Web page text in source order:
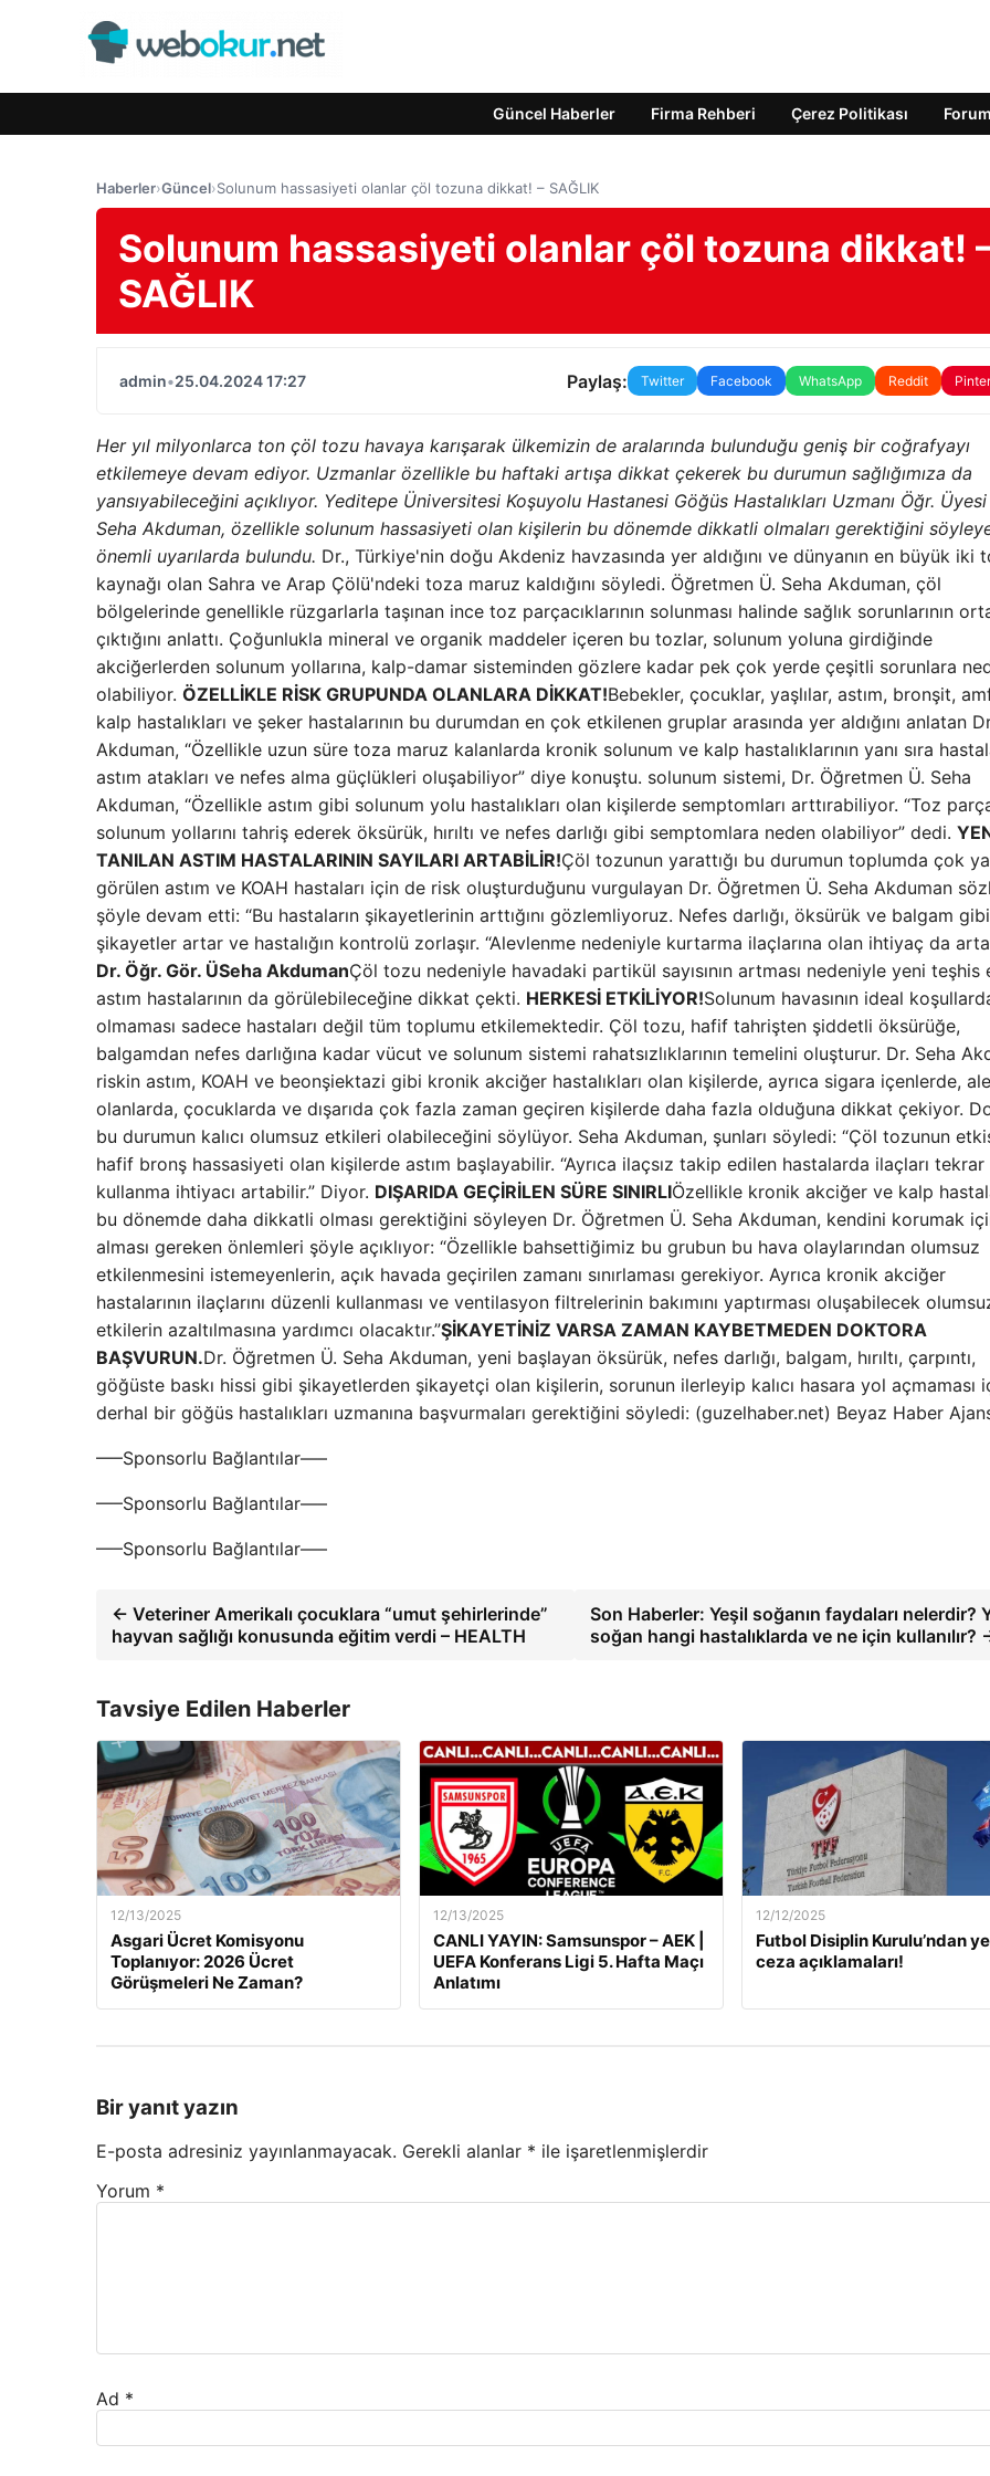
Güncel Haberler Firma Rehberi Çerez Politikası Forum
Haberler›Güncel›Solunum hassasiyeti olanlar çöl tozuna dikkat! – SAĞLIK
Solunum hassasiyeti olanlar çöl tozuna dikkat!
SAĞLIK
admin•25.04.2024 17:27 Paylaş: Twitter Facebook WhatsApp Reddit
Her yıl milyonlarca ton çöl tozu havaya karışarak ülkemizin de aralarında bulunduğu geniş bir coğrafyayı
etkilemeye devam ediyor. Uzmanlar özellikle bu haftaki artışa dikkat çekerek bu durumun sağlığımıza da
yansıyabileceğini açıklıyor. Yeditepe Üniversitesi Koşuyolu Hastanesi Göğüs Hastalıkları Uzmanı Öğr.
Seha Akduman, özellikle solunum hassasiyeti olan kişilerin bu dönemde dikkatli olmaları gerektiğini
önemli uyarılarda bulundu. Dr., Türkiye'nin doğu Akdeniz havzasında yer aldığını ve dünyanın en büyük iki
kaynağı olan Sahra ve Arap Çölü'ndeki toza maruz kaldığını söyledi. Öğretmen Ü. Seha Akduman, çöl
bölgelerinde genellikle rüzgarlarla taşınan ince toz parçacıklarının solunması halinde sağlık sorunlarının
çıktığını anlattı. Çoğunlukla mineral ve organik maddeler içeren bu tozlar, solunum yoluna girdiğinde
akciğerlerden solunum yollarına, kalp-damar sisteminden gözlere kadar pek çok yerde çeşitli sorunlara
olabiliyor. ÖZELLİKLE RİSK GRUPUNDA OLANLARA DİKKAT!Bebekler, çocuklar, yaşlılar, astım, bronşit,
kalp hastalıkları ve şeker hastalarının bu durumdan en çok etkilenen gruplar arasında yer aldığını anlatan
Akduman, “Özellikle uzun süre toza maruz kalanlarda kronik solunum ve kalp hastalıklarının yanı sıra
astım atakları ve nefes alma güçlükleri oluşabiliyor” diye konuştu. solunum sistemi, Dr. Öğretmen Ü. Seha
Akduman, “Özellikle astım gibi solunum yolu hastalıkları olan kişilerde semptomları arttırabiliyor. “Toz
solunum yollarını tahriş ederek öksürük, hırıltı ve nefes darlığı gibi semptomlara neden olabiliyor” dedi.
TANILAN ASTIM HASTALARININ SAYILARI ARTABİLİR!Çöl tozunun yarattığı bu durumun toplumda çok
görülen astım ve KOAH hastaları için de risk oluşturduğunu vurgulayan Dr. Öğretmen Ü. Seha Akduman
şöyle devam etti: “Bu hastaların şikayetlerinin arttığını gözlemliyoruz. Nefes darlığı, öksürük ve balgam gibi
şikayetler artar ve hastalığın kontrolü zorlaşır. “Alevlenme nedeniyle kurtarma ilaçlarına olan ihtiyaç da
Dr. Öğr. Gör. ÜSeha AkdumanÇöl tozu nedeniyle havadaki partikül sayısının artması nedeniyle yeni teşhis
astım hastalarının da görülebileceğine dikkat çekti. HERKESİ ETKİLİYOR!Solunum havasının ideal
olmaması sadece hastaları değil tüm toplumu etkilemektedir. Çöl tozu, hafif tahrişten şiddetli öksürüğe,
balgamdan nefes darlığına kadar vücut ve solunum sistemi rahatsızlıklarının temelini oluşturur. Dr. Seha
riskin astım, KOAH ve beonşiektazi gibi kronik akciğer hastalıkları olan kişilerde, ayrıca sigara içenlerde,
olanlarda, çocuklarda ve dışarıda çok fazla zaman geçiren kişilerde daha fazla olduğuna dikkat çekiyor.
bu durumun kalıcı olumsuz etkileri olabileceğini söylüyor. Seha Akduman, şunları söyledi: “Çöl tozunun
hafif bronş hassasiyeti olan kişilerde astım başlayabilir. “Ayrıca ilaçsız takip edilen hastalarda ilaçları tekrar
kullanma ihtiyacı artabilir.” Diyor. DIŞARIDA GEÇİRİLEN SÜRE SINIRLIÖzellikle kronik akciğer ve kalp
bu dönemde daha dikkatli olması gerektiğini söyleyen Dr. Öğretmen Ü. Seha Akduman, kendini korumak
alması gereken önlemleri şöyle açıklıyor: “Özellikle bahsettiğimiz bu grubun bu hava olaylarından olumsuz
etkilenmesini istemeyenlerin, açık havada geçirilen zamanı sınırlaması gerekiyor. Ayrıca kronik akciğer
hastalarının ilaçlarını düzenli kullanması ve ventilasyon filtrelerinin bakımını yaptırması oluşabilecek
etkilerin azaltılmasına yardımcı olacaktır.”ŞİKAYETİNİZ VARSA ZAMAN KAYBETMEDEN DOKTORA
BAŞVURUN.Dr. Öğretmen Ü. Seha Akduman, yeni başlayan öksürük, nefes darlığı, balgam, hırıltı, çarpıntı,
göğüste baskı hissi gibi şikayetlerden şikayetçi olan kişilerin, sorunun ilerleyip kalıcı hasara yol açmaması
derhal bir göğüs hastalıkları uzmanına başvurmaları gerektiğini söyledi: (guzelhaber.net) Beyaz Haber
—–Sponsorlu Bağlantılar—–
—–Sponsorlu Bağlantılar—–
—–Sponsorlu Bağlantılar—–
← Veteriner Amerikalı çocuklara “umut şehirlerinde”
hayvan sağlığı konusunda eğitim verdi – HEALTH
Son Haberler: Yeşil soğanın faydaları nelerdir?
soğan hangi hastalıklarda ve ne için kullanılır?
Tavsiye Edilen Haberler
12/13/2025
Asgari Ücret Komisyonu
Toplanıyor: 2026 Ücret
Görüşmeleri Ne Zaman?
12/13/2025
CANLI YAYIN: Samsunspor – AEK |
UEFA Konferans Ligi 5. Hafta Maçı
Anlatımı
12/12/2025
Futbol Disiplin Kurulu’ndan
ceza açıklamaları!
Bir yanıt yazın
E-posta adresiniz yayınlanmayacak. Gerekli alanlar * ile işaretlenmişlerdir
Yorum *
Ad *